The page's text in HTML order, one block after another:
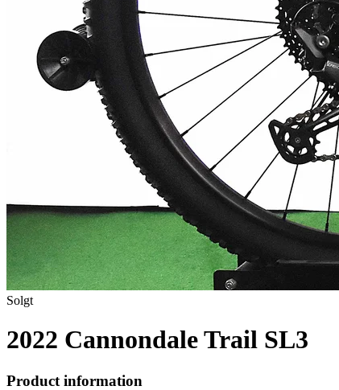
Solgt
2022 Cannondale Trail SL3
Product information